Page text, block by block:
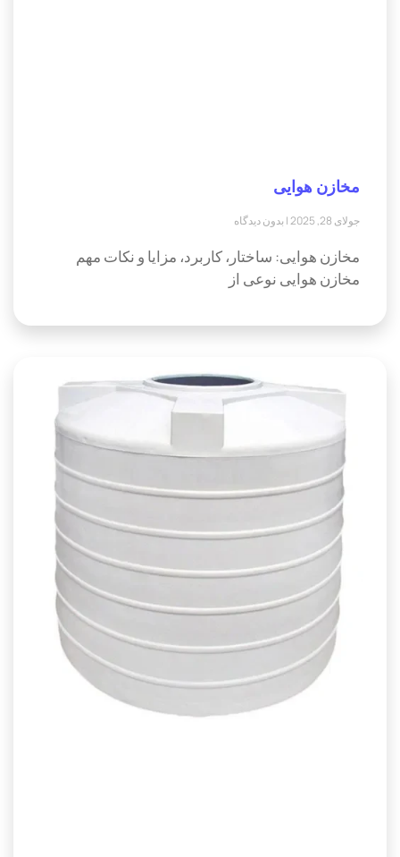
مخازن هوایی
جولای 28, 2025 بدون دیدگاه
مخازن هوایی: ساختار، کاربرد، مزایا و نکات مهم
مخازن هوایی نوعی از